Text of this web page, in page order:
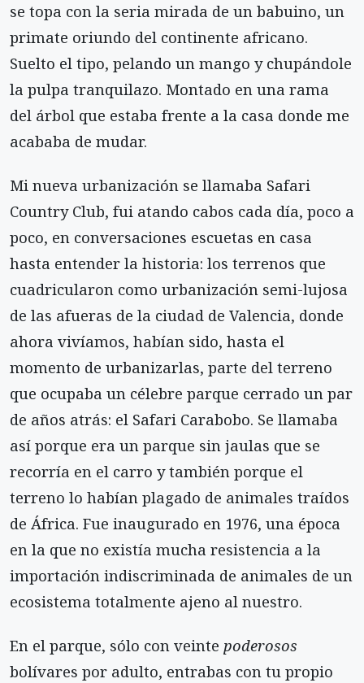
se topa con la seria mirada de un babuino, un
primate oriundo del continente africano.
Suelto el tipo, pelando un mango y chupándole
la pulpa tranquilazo. Montado en una rama
del árbol que estaba frente a la casa donde me
acababa de mudar.
Mi nueva urbanización se llamaba Safari
Coun­try Club, fui atando cabos cada día, poco a
poco, en conversaciones escuetas en casa
hasta entender la historia: los terrenos que
cuadricularon como urba­nización semi-lujosa
de las afueras de la ciudad de Valencia, donde
ahora vivíamos, habían sido, hasta el
momento de urbanizarlas, parte del terreno
que ocupaba un célebre parque cerrado un par
de años atrás: el Safari Carabobo. Se llamaba
así porque era un parque sin jaulas que se
recorría en el carro y también porque el
terreno lo habían plagado de ani­males traídos
de África. Fue inaugurado en 1976, una época
en la que no existía mucha resistencia a la
importación indiscriminada de animales de un
ecosistema totalmente ajeno al nuestro.
En el parque, sólo con veinte poderosos
bolívares por adulto, entrabas con tu propio